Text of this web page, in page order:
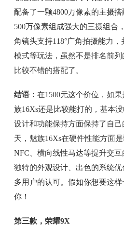
配备了一颗4800万像素的主摄
500万像素组成强大的三摄组合
角镜头支持118°广角拍摄能力
模式等玩法，虽然不是排名前
比较不错的搭配了。
结语： 在1500元这个价位，如
族16Xs还是比较能打的，基本
设计和功能保持方面保持了自
天，魅族16Xs在硬件性能方面
NFC、横向线性马达等提升交
独特的外观设计、出色的系统
多用户的认可。假如你想要这
你！
第三款，荣耀9X